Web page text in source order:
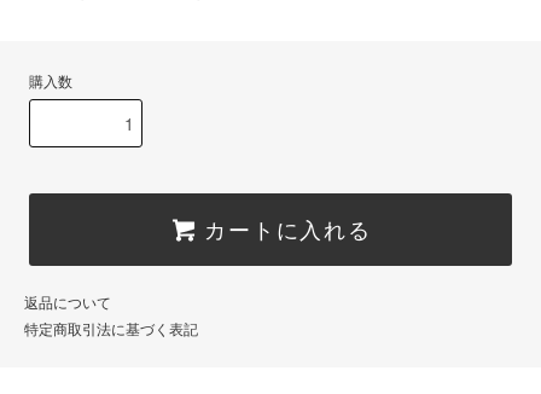
購入数
カートに入れる
返品について
特定商取引法に基づく表記